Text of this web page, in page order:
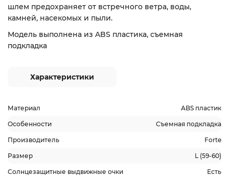
шлем предохраняет от встречного ветра, воды,
камней, насекомых и пыли.
Модель выполнена из ABS пластика, съемная
подкладка
Характеристики
Материал ABS пластик
Особенности Съемная подкладка
Производитель Forte
Размер L (59-60)
Солнцезащитные выдвижные очки Есть